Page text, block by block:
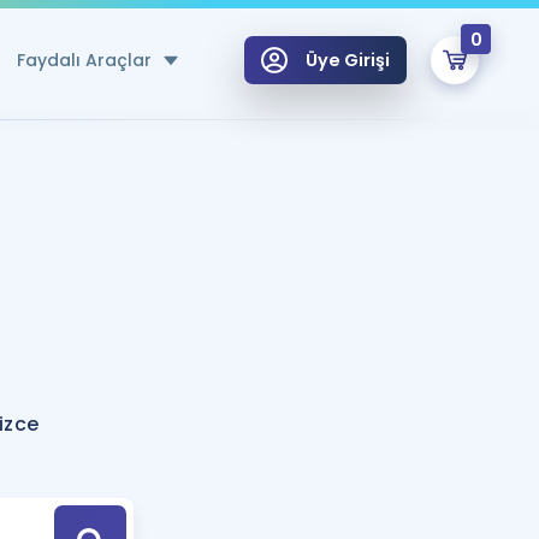
Faydalı Araçlar
Hesaplama Aracı
için Öneriler
Tek Takvimde
Üye Girişi
0